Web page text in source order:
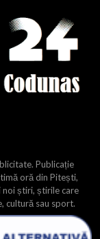
Publicație
oră din Pitești,
noi știri, știrile care
cultură sau sport.